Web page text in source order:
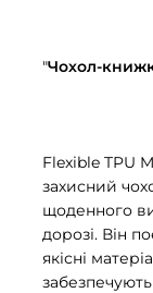
"Чохол-
Flexible TPU
захисний
щоденного
дорозі. Він
якісні